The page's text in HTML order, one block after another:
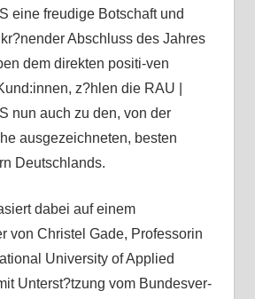
eine freudige Botschaft und
Abschluss des Jahres
dem direkten positi-ven
z?hlen die RAU |
nun auch zu den, von der
ausgezeichneten, besten
Deutschlands.
dabei auf einem
von Christel Gade, Professorin
University of Applied
Unterst?tzung vom Bundesver-